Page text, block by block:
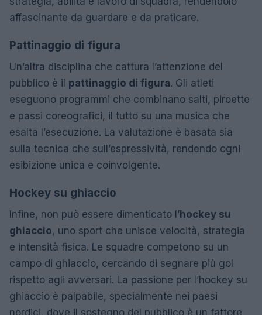
affascinante da guardare e da praticare.
Pattinaggio di figura
Un’altra disciplina che cattura l’attenzione del
pubblico è il pattinaggio di figura. Gli atleti
eseguono programmi che combinano salti, piroette
e passi coreografici, il tutto su una musica che
esalta l’esecuzione. La valutazione è basata sia
sulla tecnica che sull’espressività, rendendo ogni
esibizione unica e coinvolgente.
Hockey su ghiaccio
Infine, non può essere dimenticato l’hockey su
ghiaccio, uno sport che unisce velocità, strategia
e intensità fisica. Le squadre competono su un
campo di ghiaccio, cercando di segnare più gol
rispetto agli avversari. La passione per l’hockey su
ghiaccio è palpabile, specialmente nei paesi
nordici, dove il sostegno del pubblico è un fattore